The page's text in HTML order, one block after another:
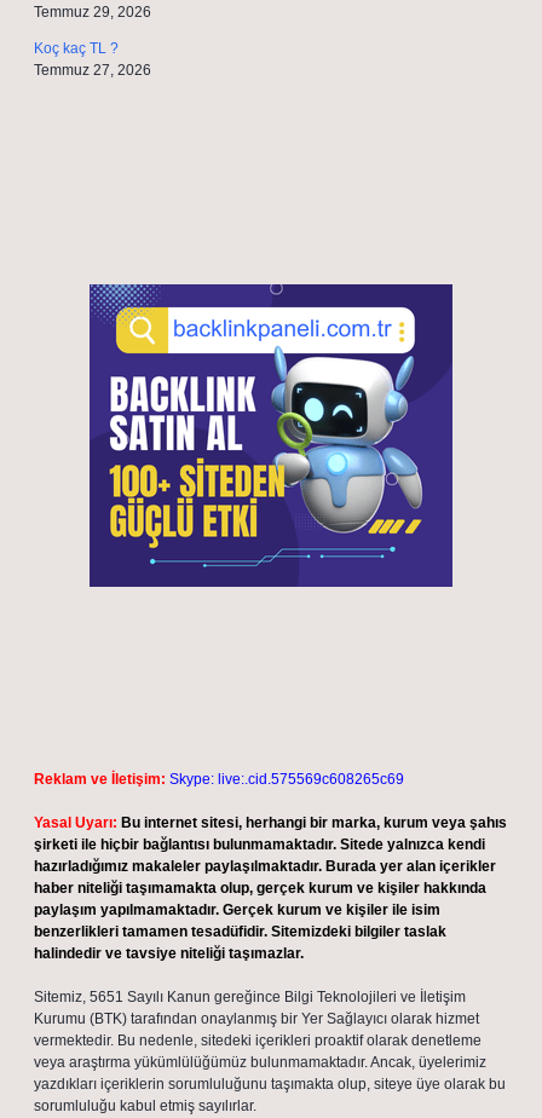
Temmuz 29, 2026
Koç kaç TL ?
Temmuz 27, 2026
Reklam ve İletişim: Skype: live:.cid.575569c608265c69
Yasal Uyarı: Bu internet sitesi, herhangi bir marka, kurum veya şahıs
şirketi ile hiçbir bağlantısı bulunmamaktadır. Sitede yalnızca kendi
hazırladığımız makaleler paylaşılmaktadır. Burada yer alan içerikler
haber niteliği taşımamakta olup, gerçek kurum ve kişiler hakkında
paylaşım yapılmamaktadır. Gerçek kurum ve kişiler ile isim
benzerlikleri tamamen tesadüfidir. Sitemizdeki bilgiler taslak
halindedir ve tavsiye niteliği taşımazlar.
Sitemiz, 5651 Sayılı Kanun gereğince Bilgi Teknolojileri ve İletişim
Kurumu (BTK) tarafından onaylanmış bir Yer Sağlayıcı olarak hizmet
vermektedir. Bu nedenle, sitedeki içerikleri proaktif olarak denetleme
veya araştırma yükümlülüğümüz bulunmamaktadır. Ancak, üyelerimiz
yazdıkları içeriklerin sorumluluğunu taşımakta olup, siteye üye olarak bu
sorumluluğu kabul etmiş sayılırlar.